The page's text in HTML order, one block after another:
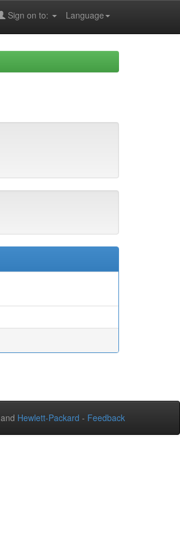
Language
Sign on to:
and Hewlett-Packard - Feedback